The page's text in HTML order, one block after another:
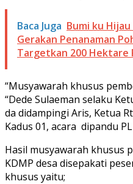
Baca Juga Bumi ku
Gerakan Penanaman
Targetkan 200 Hektare
“Musyawarah khusus
“Dede Sulaeman selaku
da didampingi Aris, Ketua
Kadus 01, acara dipandu
Hasil musyawarah khusus
KDMP desa disepakati
khusus yaitu;